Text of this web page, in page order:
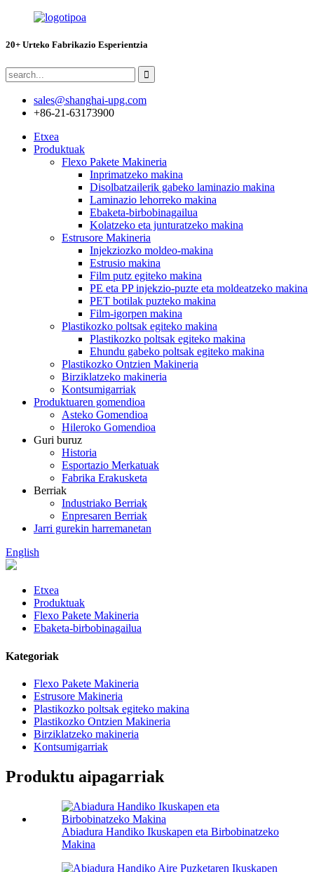
20+ Urteko Fabrikazio Esperientzia
sales@shanghai-upg.com
+86-21-63173900
Etxea
Produktuak
Flexo Pakete Makineria
Inprimatzeko makina
Disolbatzailerik gabeko laminazio makina
Laminazio lehorreko makina
Ebaketa-birbobinagailua
Kolatzeko eta junturatzeko makina
Estrusore Makineria
Injekziozko moldeo-makina
Estrusio makina
Film putz egiteko makina
PE eta PP injekzio-puzte eta moldeatzeko makina
PET botilak puzteko makina
Film-igorpen makina
Plastikozko poltsak egiteko makina
Plastikozko poltsak egiteko makina
Ehundu gabeko poltsak egiteko makina
Plastikozko Ontzien Makineria
Birziklatzeko makineria
Kontsumigarriak
Produktuaren gomendioa
Asteko Gomendioa
Hileroko Gomendioa
Guri buruz
Historia
Esportazio Merkatuak
Fabrika Erakusketa
Berriak
Industriako Berriak
Enpresaren Berriak
Jarri gurekin harremanetan
English
Etxea
Produktuak
Flexo Pakete Makineria
Ebaketa-birbobinagailua
Kategoriak
Flexo Pakete Makineria
Estrusore Makineria
Plastikozko poltsak egiteko makina
Plastikozko Ontzien Makineria
Birziklatzeko makineria
Kontsumigarriak
Produktu aipagarriak
Abiadura Handiko Ikuskapen eta Birbobinatzeko
Makina